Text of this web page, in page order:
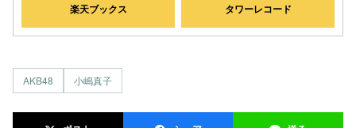
楽天ブックス タワーレコード
AKB48 小嶋真子